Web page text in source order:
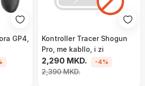
GP4,
Kontroller Tracer Shogun
Pro, me kabllo, i zi
2,290 MKD.
2,390 MKD.
-4%